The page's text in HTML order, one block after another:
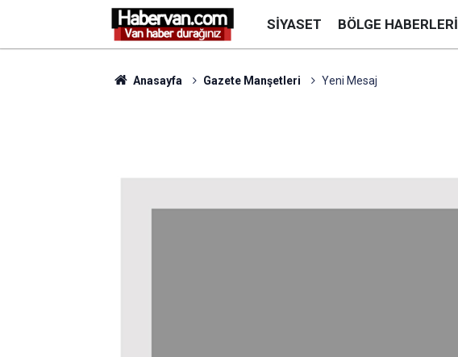
SIYASET BÖLGE HABERLERI
Anasayfa Gazete Manşetleri Yeni Mesaj